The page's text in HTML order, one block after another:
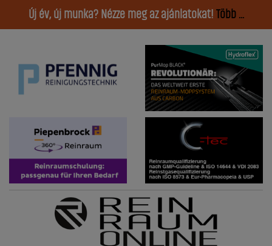
Új év, új munka? Nézze meg az ajánlatokat! Több ...